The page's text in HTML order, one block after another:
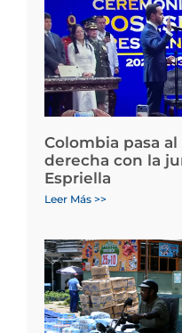
Colombia pasa
derecha con la
Espriella
Leer Más >>